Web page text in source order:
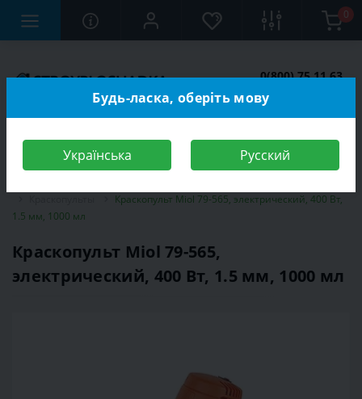
0
0(800) 75 11 63
Краскопульт Miol 79-565, электрический, 400 Вт,
1.5 мм, 1000 мл
Краскопульт Miol 79-565,
электрический, 400 Вт, 1.5 мм, 1000 мл
Будь-ласка, оберіть мову
Українська Русский